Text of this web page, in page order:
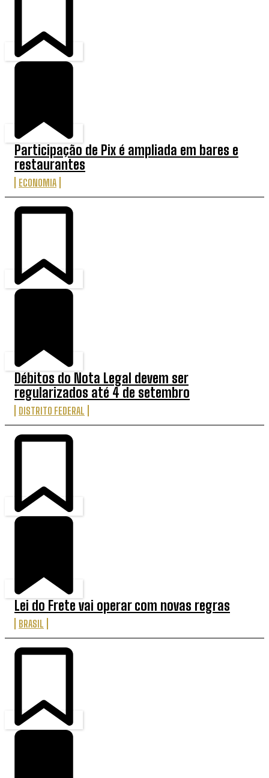
Participação de Pix é ampliada em bares e
restaurantes
ECONOMIA
Débitos do Nota Legal devem ser
regularizados até 4 de setembro
DISTRITO FEDERAL
Lei do Frete vai operar com novas regras
BRASIL